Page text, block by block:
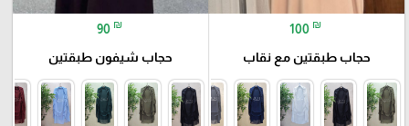
100 ₪
حجاب طبقتين مع نقاب
90 ₪
حجاب شيفون طبقتين